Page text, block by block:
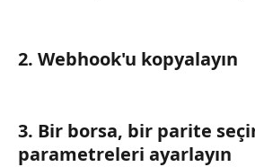
2. Webhook'u kopyalayın
3. Bir borsa, bir parite
parametreleri ayarlayın